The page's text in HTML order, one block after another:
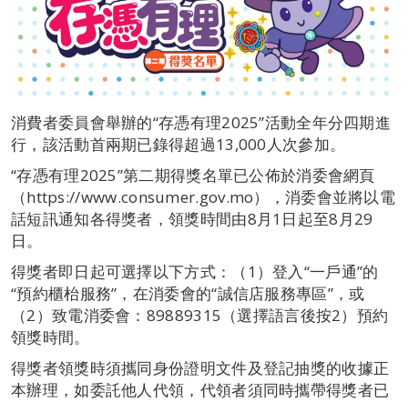
消費者委員會舉辦的“存憑有理2025”活動全年分四期進
行，該活動首兩期已錄得超過13,000人次參加。
“存憑有理2025”第二期得獎名單已公佈於消委會網頁
（https://www.consumer.gov.mo），消委會並將以電
話短訊通知各得獎者，領獎時間由8月1日起至8月29
日。
得獎者即日起可選擇以下方式：（1）登入“一戶通”的
“預約櫃枱服務”，在消委會的“誠信店服務專區”，或
（2）致電消委會：89889315（選擇語言後按2）預約
領獎時間。
得獎者領獎時須攜同身份證明文件及登記抽獎的收據正
本辦理，如委託他人代領，代領者須同時攜帶得獎者已